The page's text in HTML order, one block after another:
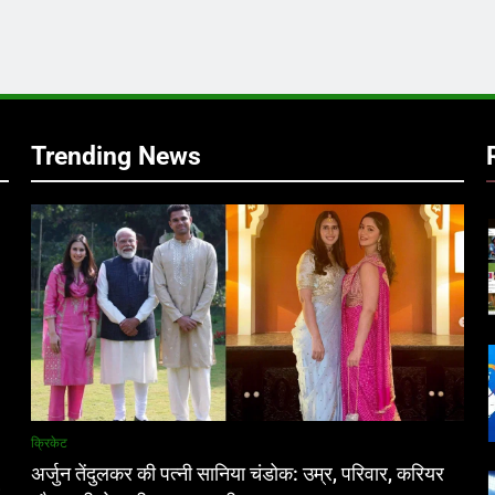
Trending News
क्रिकेट
अर्जुन तेंदुलकर की पत्नी सानिया चंडोक: उम्र, परिवार, करियर